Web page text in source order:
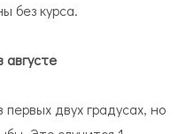
без курса.
августе
двух градусах, но